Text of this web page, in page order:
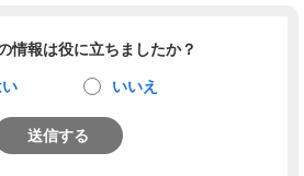
情報は役に立ちましたか？
いいえ
送信する